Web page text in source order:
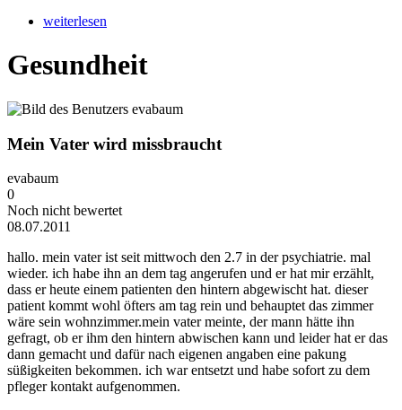
weiterlesen
Gesundheit
Mein Vater wird missbraucht
evabaum
0
Noch nicht bewertet
08.07.2011
hallo. mein vater ist seit mittwoch den 2.7 in der psychiatrie. mal
wieder. ich habe ihn an dem tag angerufen und er hat mir erzählt,
dass er heute einem patienten den hintern abgewischt hat. dieser
patient kommt wohl öfters am tag rein und behauptet das zimmer
wäre sein wohnzimmer.mein vater meinte, der mann hätte ihn
gefragt, ob er ihm den hintern abwischen kann und leider hat er das
dann gemacht und dafür nach eigenen angaben eine pakung
süßigkeiten bekommen. ich war entsetzt und habe sofort zu dem
pfleger kontakt aufgenommen.